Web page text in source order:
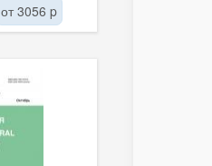
от 3056 p